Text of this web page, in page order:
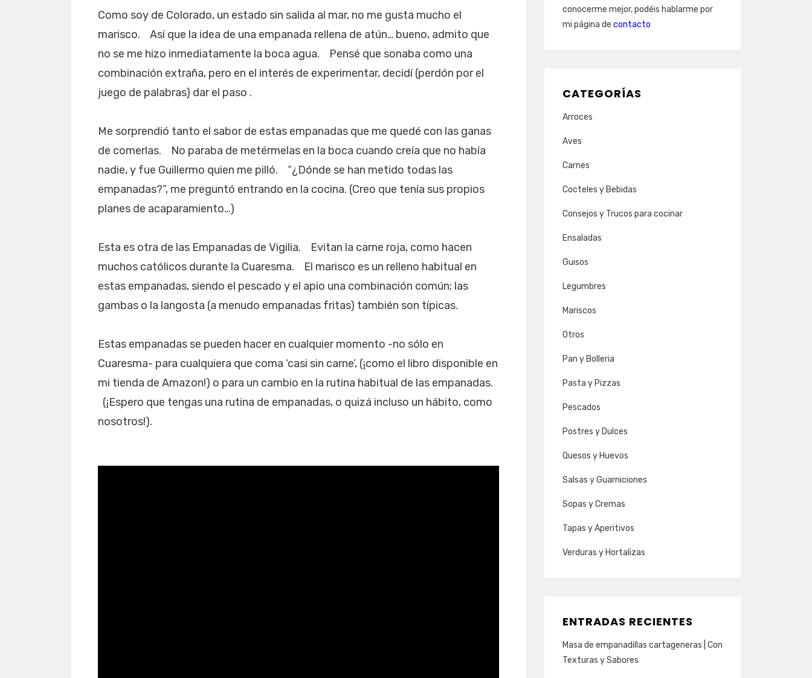
Como soy de Colorado, un estado sin salida al mar, no me gusta mucho el
marisco. Así que la idea de una empanada rellena de atún… bueno, admito que
no se me hizo inmediatamente la boca agua. Pensé que sonaba como una
combinación extraña, pero en el interés de experimentar, decidí (perdón por el
juego de palabras) dar el paso .
Me sorprendió tanto el sabor de estas empanadas que me quedé con las ganas
de comerlas. No paraba de metérmelas en la boca cuando creía que no había
nadie, y fue Guillermo quien me pilló. “¿Dónde se han metido todas las
empanadas?”, me preguntó entrando en la cocina. (Creo que tenía sus propios
planes de acaparamiento…)
Esta es otra de las Empanadas de Vigilia. Evitan la carne roja, como hacen
muchos católicos durante la Cuaresma. El marisco es un relleno habitual en
estas empanadas, siendo el pescado y el apio una combinación común; las
gambas o la langosta (a menudo empanadas fritas) también son típicas.
Estas empanadas se pueden hacer en cualquier momento -no sólo en
Cuaresma- para cualquiera que coma ‘casi sin carne’, (¡como el libro disponible en
mi tienda de Amazon!) o para un cambio en la rutina habitual de las empanadas.
(¡Espero que tengas una rutina de empanadas, o quizá incluso un hábito, como
nosotros!).
conocerme mejor, podéis hablarme por
mi página de contacto
CATEGORÍAS
Arroces
Aves
Carnes
Cocteles y Bebidas
Consejos y Trucos para cocinar
Ensaladas
Guisos
Legumbres
Mariscos
Otros
Pan y Bolleria
Pasta y Pizzas
Pescados
Postres y Dulces
Quesos y Huevos
Salsas y Guarniciones
Sopas y Cremas
Tapas y Aperitivos
Verduras y Hortalizas
ENTRADAS RECIENTES
Masa de empanadillas cartageneras | Con
Texturas y Sabores